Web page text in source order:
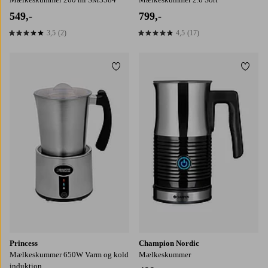
549,-
3,5 baseret på 2 bedømmelser
3,5 (2)
799,-
4,5 baseret på 17 bedømmelser
4,5 (17)
Princess
Mælkeskummer 650W Varm og kold
induktion
Tilføj til favoritter
Champion Nordic
Mælkeskummer